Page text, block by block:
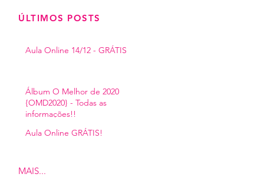
​ÚLTIMOS POSTS
Aula Online 14/12 - GRÁTIS
Álbum O Melhor de 2020
{OMD2020} - Todas as
informações!!
Aula Online GRÁTIS!
MAIS...